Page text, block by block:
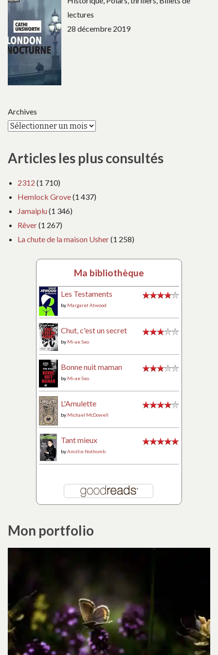
lectures
28 décembre 2019
Archives
Articles les plus consultés
2312 (1 710)
Hemlock Grove(1 437)
Jamaiplu(1 346)
Rêver(1 267)
La chute de la maison Usher(1 258)
Ma bibliothèque
Les Testaments
by Margaret Atwood
Chut, c'est un secret
by Mi-ae Seo
Bonne nuit maman
by Mi-ae Seo
L'Amulette
by Michael McDowell
Tant mieux
byAmélie Nothomb
Mon portfolio